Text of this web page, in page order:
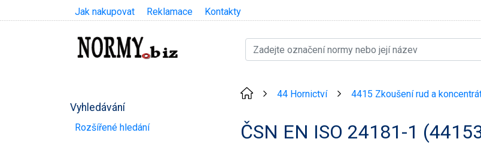
Jak nakupovat Reklamace Kontakty
Vyhledávání
Rozšířené hledání
44 Hornictví 4415 Zkoušení rud a
ČSN EN ISO 24181-1